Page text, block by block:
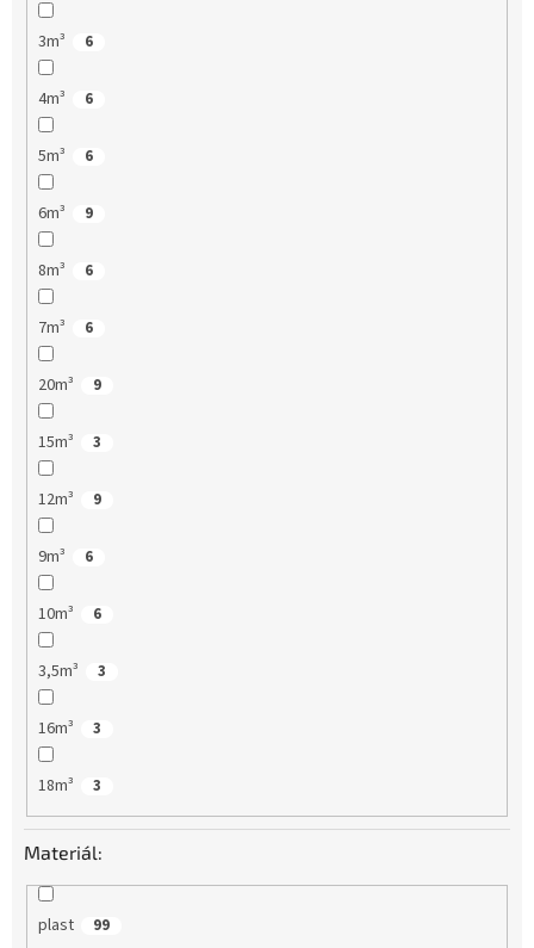
3m³ 6
4m³ 6
5m³ 6
6m³ 9
8m³ 6
7m³ 6
20m³ 9
15m³ 3
12m³ 9
9m³ 6
10m³ 6
3,5m³ 3
16m³ 3
18m³ 3
Materiál:
plast 99